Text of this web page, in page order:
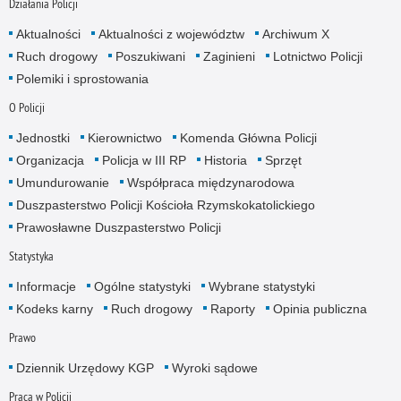
Działania Policji
Aktualności Aktualności z województw
Archiwum X
Ruch drogowy
Poszukiwani Zaginieni
Lotnictwo Policji
Polemiki i sprostowania
O Policji
Jednostki Kierownictwo
Komenda Główna Policji
Organizacja
Policja w III RP Historia
Sprzęt
Umundurowanie
Współpraca międzynarodowa
Duszpasterstwo Policji Kościoła Rzymskokatolickiego
Prawosławne Duszpasterstwo Policji
Statystyka
Informacje Ogólne statystyki
Wybrane statystyki
Kodeks karny
Ruch drogowy Raporty Opinia publiczna
Prawo
Dziennik Urzędowy KGP Wyroki sądowe
Praca w Policji